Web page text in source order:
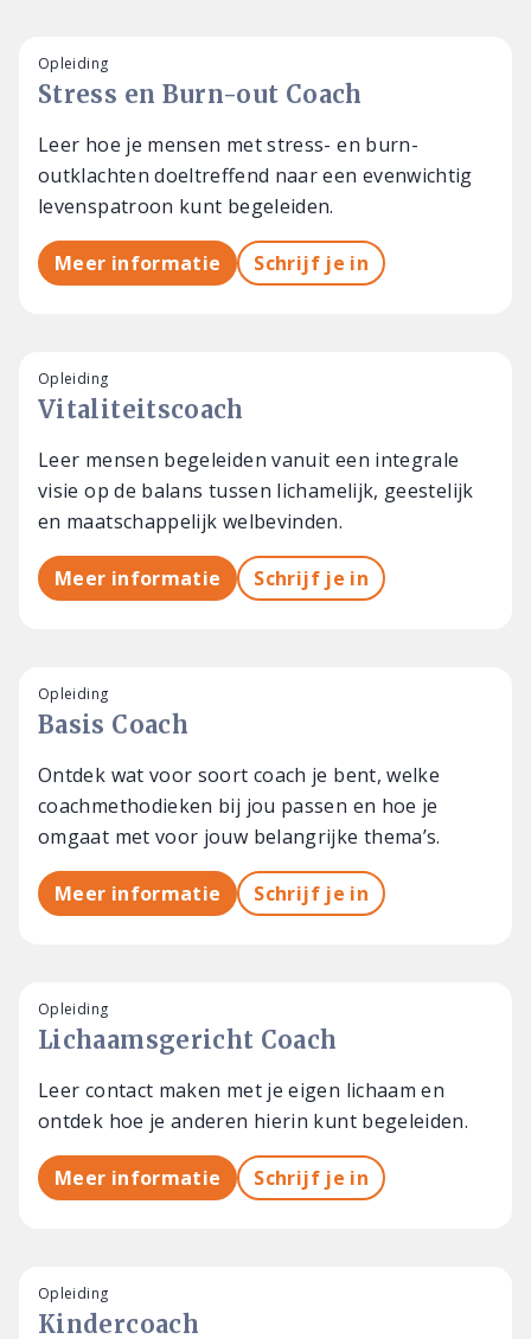
Stress en Burn-out Coach
Opleiding
Leer hoe je mensen met stress- en burn-
outklachten doeltreffend naar een evenwichtig
levenspatroon kunt begeleiden.
Meer informatie Schrijf je in
Vitaliteitscoach
Opleiding
Leer mensen begeleiden vanuit een integrale
visie op de balans tussen lichamelijk, geestelijk
en maatschappelijk welbevinden.
Meer informatie Schrijf je in
Basis Coach
Opleiding
Ontdek wat voor soort coach je bent, welke
coachmethodieken bij jou passen en hoe je
omgaat met voor jouw belangrijke thema’s.
Meer informatie Schrijf je in
Lichaamsgericht Coach
Opleiding
Leer contact maken met je eigen lichaam en
ontdek hoe je anderen hierin kunt begeleiden.
Meer informatie Schrijf je in
Kindercoach
Opleiding